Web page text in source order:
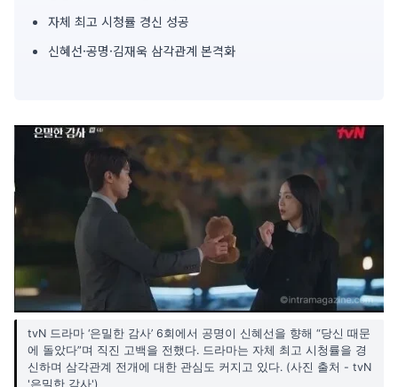
심
자체 최고 시청률 경신 성공
신혜선·공명·김재욱 삼각관계 본격화
tvN 드라마 ‘은밀한 감사’ 6회에서 공명이 신혜선을 향해 “당신 때문
에 돌았다”며 직진 고백을 전했다. 드라마는 자체 최고 시청률을 경
신하며 삼각관계 전개에 대한 관심도 커지고 있다. (사진 출처 - tvN
'은밀한 감사')